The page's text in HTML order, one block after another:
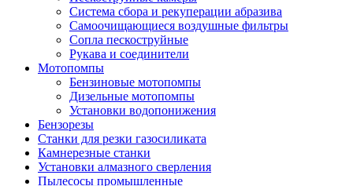
Система сбора и рекуперации абразива
Самоочищающиеся воздушные фильтры
Сопла пескоструйные
Рукава и соединители
Мотопомпы
Бензиновые мотопомпы
Дизельные мотопомпы
Установки водопонижения
Бензорезы
Станки для резки газосиликата
Камнерезные станки
Установки алмазного сверления
Пылесосы промышленные